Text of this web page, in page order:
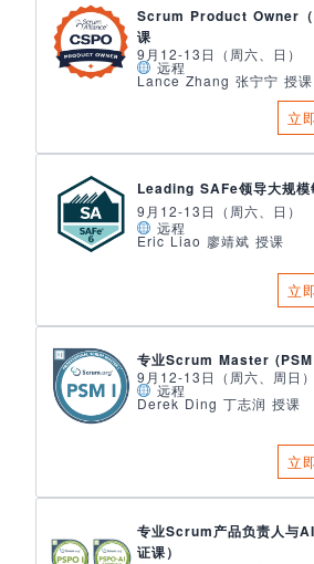
Scrum Product Owner（
课
9月12-13日（周六、日）
远程
Lance Zhang 张宁宁 授课
立
Leading SAFe领导大规模
9月12-13日（周六、日）
远程
Eric Liao 廖靖斌 授课
立
专业Scrum Master
9月12-13日（周六、周日）
远程
Derek Ding 丁志润 授课
立
专业Scrum产品负责人与
证课）